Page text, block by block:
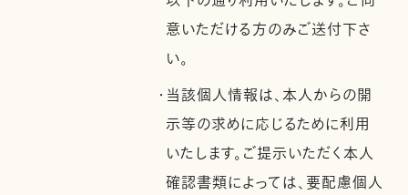
意いただける方のみご送付下さ
い。
・当該個人情報は、本人からの開
示等の求めに応じるために利用
いたします。ご提示いただく本人
確認書類によっては、要配慮個人